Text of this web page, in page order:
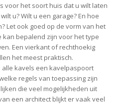
voor het soort huis dat u wilt laten
u? Wilt u een garage? En hoe
Let ook goed op de vorm van het
kan bepalend zijn voor het type
Een vierkant of rechthoekig
het meest praktisch.
kavels een kavelpaspoort
regels van toepassing zijn
die veel mogelijkheden uit
een architect blijkt er vaak veel